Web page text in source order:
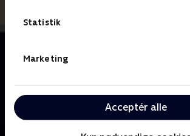
Statistik
Marketing
Acceptér alle
I 'Tirsdagsanalysen' leverer de politiske
Kristiansen skarptskårne analyser af
begivenheder i dansk politik.